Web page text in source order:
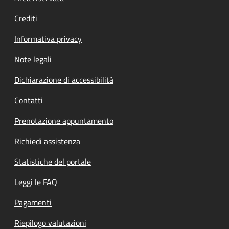
Crediti
Informativa privacy
Note legali
Dichiarazione di accessibilità
Contatti
Prenotazione appuntamento
Richiedi assistenza
Statistiche del portale
Leggi le FAQ
Pagamenti
Riepilogo valutazioni